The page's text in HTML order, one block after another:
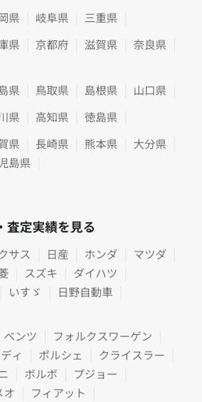
県 岐阜県
三重県
県 京都府 滋賀県
奈良県
県 鳥取県 島根県
山口県
県 高知県
徳島県
県 長崎県 熊本県
大分県
島県
査定実績を見る
サス 日産 ホンダ
マツダ
スズキ
ダイハツ
いすゞ 日野自動車
ベンツ
フォルクスワーゲン
ィ ポルシェ
クライスラー
ボルボ
プジョー
オ
フィアット